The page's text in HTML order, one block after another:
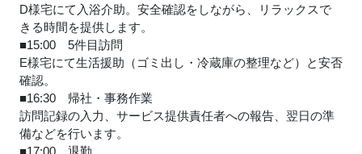
D様宅にて入浴介助。安全確認をしながら、リラックスで
きる時間を提供します。
■15:00 5件目訪問
E様宅にて生活援助（ゴミ出し・冷蔵庫の整理など）と安否
確認。
■16:30 帰社・事務作業
訪問記録の入力、サービス提供責任者への報告、翌日の準
備などを行います。
■17:00 退勤